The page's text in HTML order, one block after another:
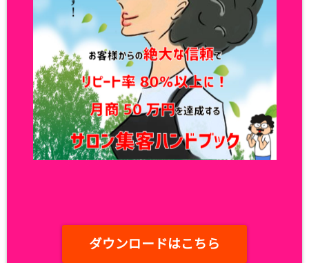
ダウンロードはこちら